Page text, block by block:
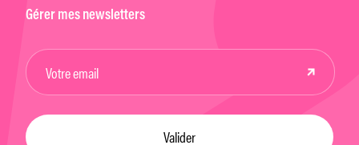
Gérer mes newsletters